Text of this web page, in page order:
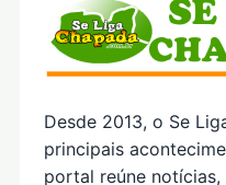
Desde 2013, o Se
principais
portal reúne